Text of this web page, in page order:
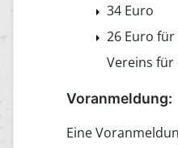
34 Euro
26 Euro
Vereins für
Voranmeldung:
Eine